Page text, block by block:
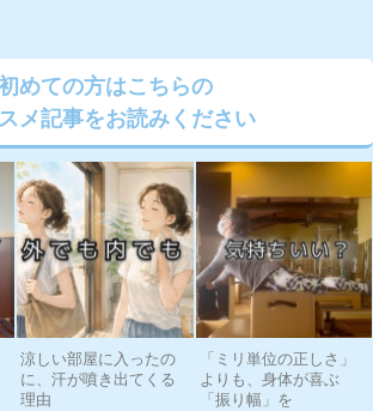
めての方はこちらの
メ記事をお読みください
涼しい部屋に入ったの
に、汗が噴き出てくる
理由
「ミリ単位の正しさ」
よりも、身体が喜ぶ
「振り幅」を